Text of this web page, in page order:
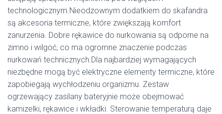
technologicznym.Nieodzownym dodatkiem do skafandra
są akcesoria termiczne, które zwiększają komfort
zanurzenia. Dobre rękawice do nurkowania są odporne na
zimno i wilgoć, co ma ogromne znaczenie podczas
nurkowań technicznych.Dla najbardziej wymagających
niezbędne mogą być elektryczne elementy termiczne, które
zapobiegają wychłodzeniu organizmu. Zestaw
ogrzewający zasilany bateryjnie może obejmować
kamizelki, rękawice i wkładki. Sterowanie temperaturą daje